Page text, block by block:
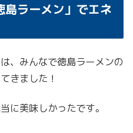
ラーメン」でエネ
、みんなで徳島ラーメンの
きました！
に美味しかったです。